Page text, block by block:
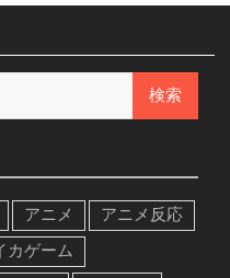
アニメ
アニメ反応
カゲーム